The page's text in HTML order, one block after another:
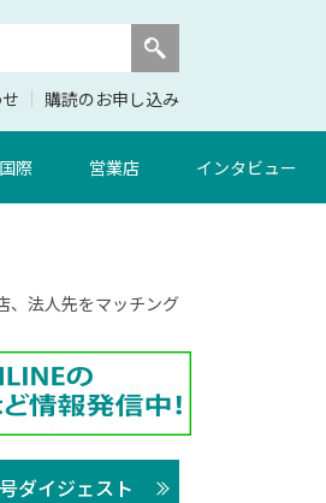
購読のお申し込み
国際 営業店 インタビュー
法人先をマッチング
ダイジェスト